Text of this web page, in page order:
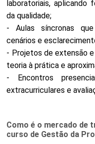
laboratoriais,
da qualidade;
- Aulas síncronas
cenários e
- Projetos de extensão
teoria à prática e
- Encontros
extracurriculares e
Como é o mercado de
curso de Gestão da